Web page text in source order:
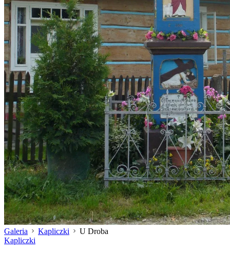
Galeria Kapliczki
U Droba
Kapliczki